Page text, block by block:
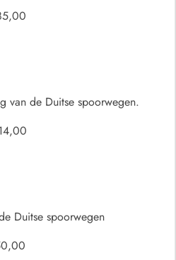
van de Duitse spoorwegen.
Duitse spoorwegen